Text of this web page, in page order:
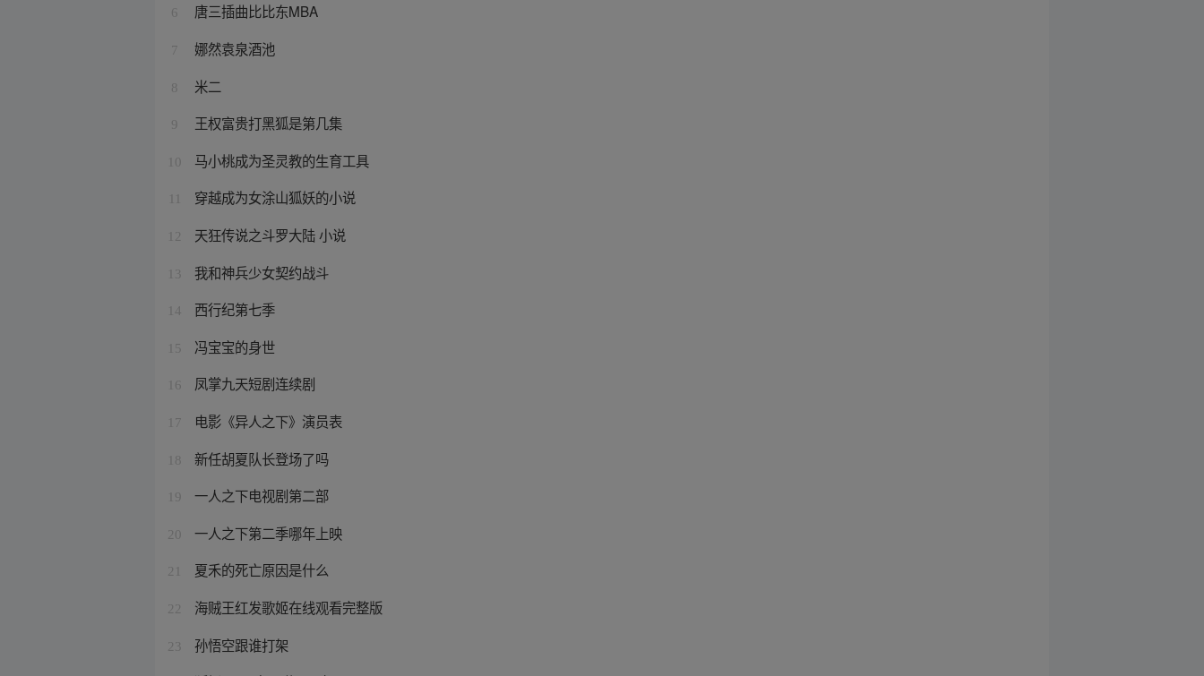
6 唐三插曲比比东MBA
7 娜然袁泉酒池
8 米二
9 王权富贵打黑狐是第几集
10 马小桃成为圣灵教的生育工具
穿越成为女涂山狐妖的小说
12 天狂传说之斗罗大陆 小说
13 我和神兵少女契约战斗
14 西行纪第七季
15 冯宝宝的身世
16 凤掌九天短剧连续剧
17 电影《异人之下》演员表
18 新任胡夏队长登场了吗
19 一人之下电视剧第二部
20 一人之下第二季哪年上映
21 夏禾的死亡原因是什么
22 海贼王红发歌姬在线观看完整版
23 孙悟空跟谁打架